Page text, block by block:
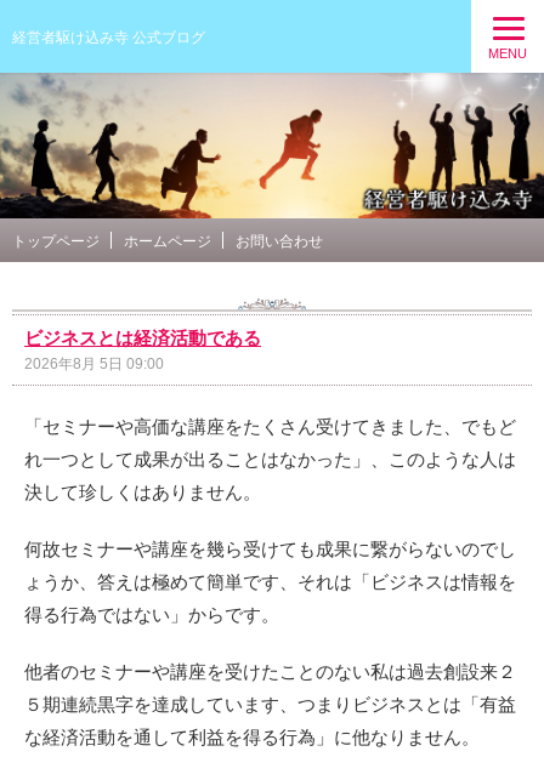
経営者駆け込み寺 公式ブログ
MENU
トップページ ホームページ お問い合わせ
ビジネスとは経済活動である
2026年8月 5日 09:00
「セミナーや高価な講座をたくさん受けてきました、でもど
れ一つとして成果が出ることはなかった」、このような人は
決して珍しくはありません。
何故セミナーや講座を幾ら受けても成果に繋がらないのでし
ょうか、答えは極めて簡単です、それは「ビジネスは情報を
得る行為ではない」からです。
他者のセミナーや講座を受けたことのない私は過去創設来２
５期連続黒字を達成しています、つまりビジネスとは「有益
な経済活動を通して利益を得る行為」に他なりません。